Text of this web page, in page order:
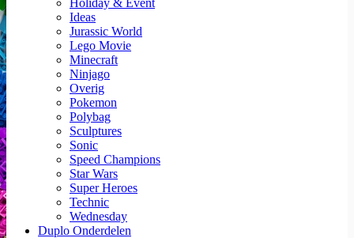
Ideas
Jurassic World
Lego Movie
Minecraft
Ninjago
Overig
Pokemon
Polybag
Sculptures
Sonic
Speed Champions
Star Wars
Super Heroes
Technic
Wednesday
Duplo Onderdelen